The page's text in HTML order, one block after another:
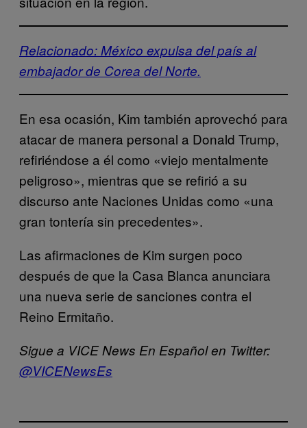
Relacionado: México expulsa del país al
embajador de Corea del Norte.
En esa ocasión, Kim también aprovechó para
atacar de manera personal a Donald Trump,
refiriéndose a él como «viejo mentalmente
peligroso», mientras que se refirió a su
discurso ante Naciones Unidas como «una
gran tontería sin precedentes».
Las afirmaciones de Kim surgen poco
después de que la Casa Blanca anunciara
una nueva serie de sanciones contra el
Reino Ermitaño.
Sigue a VICE News En Español en Twitter:
@VICENewsEs